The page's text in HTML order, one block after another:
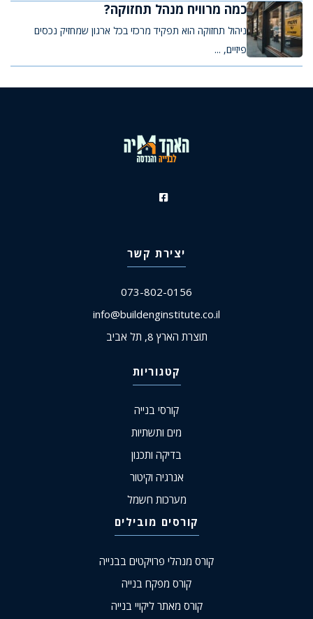
כמה מרוויח מנהל תחזוקה?
ניהול תחזוקה הוא תפקיד מרכזי בכל ארגון שמחזיק נכסים
פיזיים, ...
יצירת קשר
073-802-0156
info@buildenginstitute.co.il
תוצרת הארץ 8, תל אביב
קטגוריות
קורסי בנייה
מים ותשתיות
בדיקה ותכנון
אנרגיה וקיטור
מערכות חשמל
קורסים מובילים
קורס מנהלי פרויקטים בבנייה
קורס מפקח בנייה
קורס מאתר ליקויי בנייה